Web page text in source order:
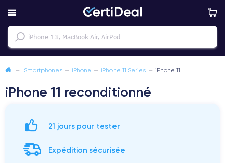
— Smartphones — iPhone — iPhone 11 Series — iPhone 11
iPhone 11 reconditionné
21 jours pour tester
Expédition sécurisée